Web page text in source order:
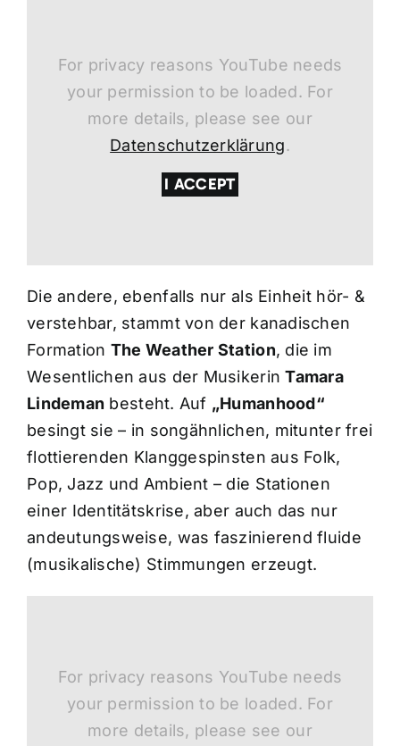
For privacy reasons YouTube needs
your permission to be loaded. For
more details, please see our
Datenschutzerklärung.
I ACCEPT
Die andere, ebenfalls nur als Einheit hör- &
verstehbar, stammt von der kanadischen
Formation The Weather Station, die im
Wesentlichen aus der MusikerinTamara
Lindeman besteht. Auf „Humanhood“
besingt sie – in songähnlichen, mitunter frei
flottierenden Klanggespinsten aus Folk,
Pop, Jazz und Ambient – die Stationen
einer Identitätskrise, aber auch das nur
andeutungsweise, was faszinierend fluide
(musikalische) Stimmungen erzeugt.
For privacy reasons YouTube needs
your permission to be loaded. For
more details, please see our